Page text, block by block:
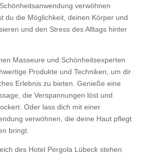
verwöhnen
du die Möglichkeit, deinen Körper und
und den Stress des Alltags hinter
Masseure und Schönheitsexperten
Produkte und Techniken, um dir
Erlebnis zu bieten. Genieße eine
die Verspannungen löst und
Oder lass dich mit einer
verwöhnen, die deine Haut pflegt
bringt.
des Hotel Pergola Lübeck stehen